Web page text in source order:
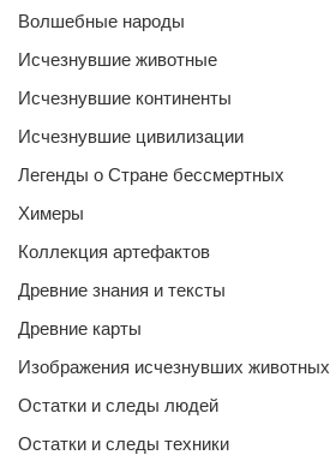
Волшебные народы
Исчезнувшие животные
Исчезнувшие континенты
Исчезнувшие цивилизации
Легенды о Стране бессмертных
Химеры
Коллекция артефактов
Древние знания и тексты
Древние карты
Изображения исчезнувших животных
Остатки и следы людей
Остатки и следы техники